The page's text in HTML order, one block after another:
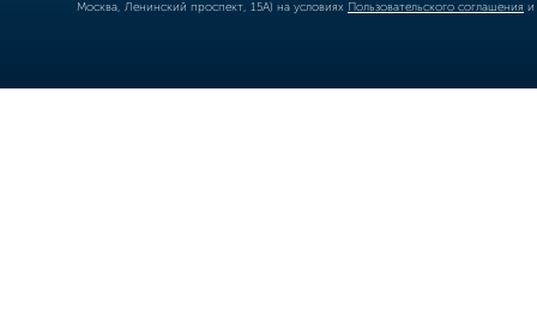
Москва, Ленинский проспект, 15А) на условиях Пользовательского соглашения и